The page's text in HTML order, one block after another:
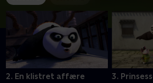
2. En klistret affære 3.